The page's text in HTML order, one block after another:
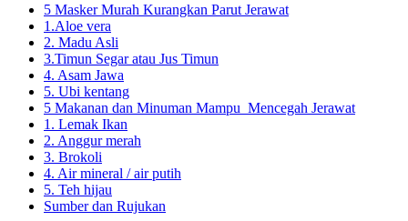
5 Masker Murah Kurangkan Parut Jerawat
1.Aloe vera
2. Madu Asli
3.Timun Segar atau Jus Timun
4. Asam Jawa
5. Ubi kentang
5 Makanan dan Minuman Mampu Mencegah Jerawat
1. Lemak Ikan
2. Anggur merah
3. Brokoli
4. Air mineral / air putih
5. Teh hijau
Sumber dan Rujukan